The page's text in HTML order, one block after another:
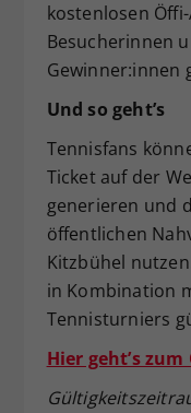
kostenlosen
Besucherinnen
Gewinner:innen
Und so geht’s
Tennisfans
Ticket auf der
generieren und
öffentlichen
Kitzbühel
in Kombination
Tennisturniers
Hier geht’s